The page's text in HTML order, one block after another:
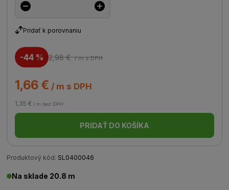
Pridať k porovnaniu
-44 % 2,98 €/ ms DPH
1,66 € / m s DPH
1,35 € / m bez DPH
PRIDAŤ DO KOŠÍKA
Produktový kód: SL0400046
Na sklade 20.8 m